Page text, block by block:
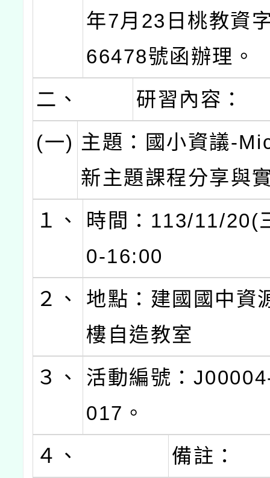
年7月23日桃教資
66478號函辦理。
二、
研習內容：
(一) 主題：國小資議-
新主題課程分享與
１、
時間：113/11/20(
0-16:00
２、
地點：建國國中資
樓自造教室
３、
活動編號：
017。
４、
備註：